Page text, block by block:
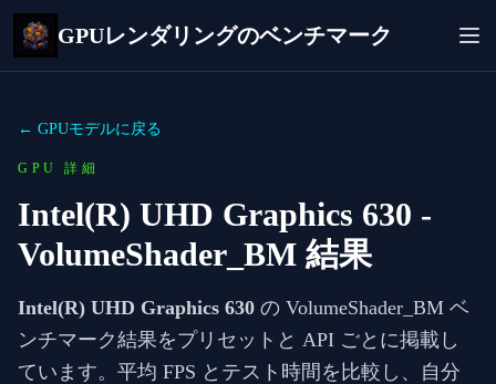
GPUレンダリングのベンチマーク
← GPUモデルに戻る
GPU 詳細
Intel(R) UHD Graphics 630 -
VolumeShader_BM 結果
Intel(R) UHD Graphics 630 の VolumeShader_BM ベ
ンチマーク結果をプリセットと API ごとに掲載し
ています。平均 FPS とテスト時間を比較し、自分